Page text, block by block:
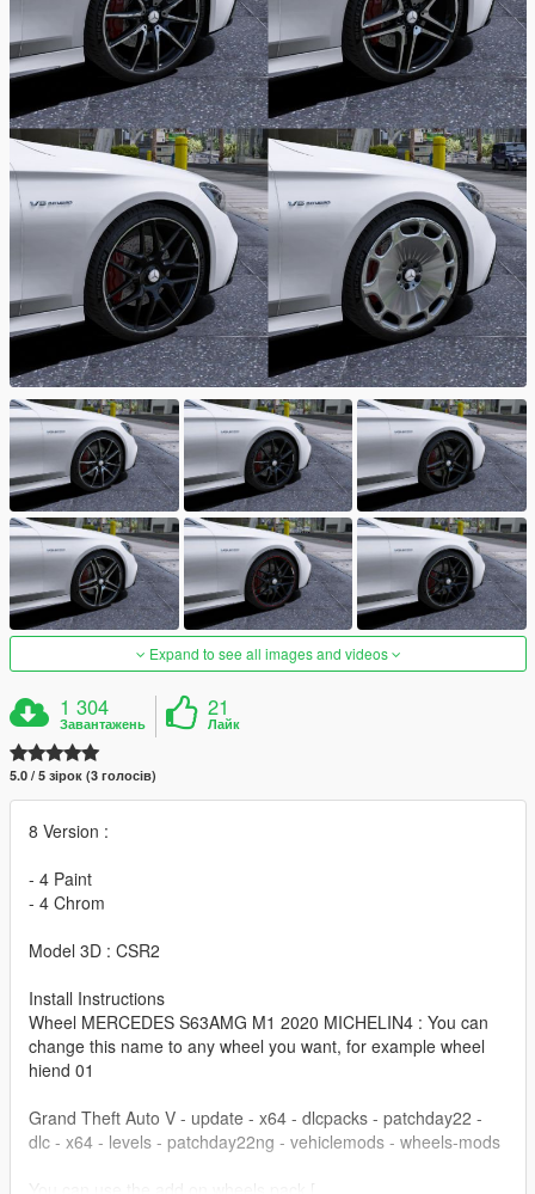
Expand to see all images and videos
1 304
Завантажень
21
Лайк
5.0 / 5 зірок (3 голосів)
8 Version :
- 4 Paint
- 4 Chrom
Model 3D : CSR2
Install Instructions
Wheel MERCEDES S63AMG M1 2020 MICHELIN4 : You can
change this name to any wheel you want, for example wheel
hiend 01
Grand Theft Auto V - update - x64 - dlcpacks - patchday22 -
dlc - x64 - levels - patchday22ng - vehiclemods - wheels-mods